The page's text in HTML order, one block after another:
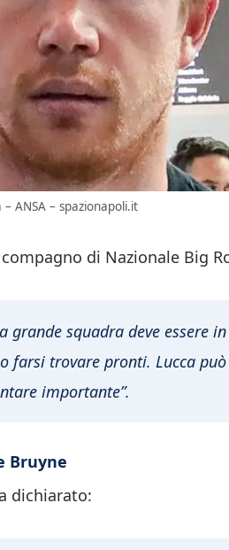
ANSA – spazionapoli.it
di Nazionale Big
grande squadra deve essere
farsi trovare pronti. Lucca
importante”.
Bruyne
dichiarato: